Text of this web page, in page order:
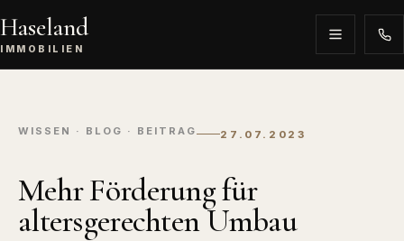
Haseland
IMMOBILIEN
WISSEN · BLOG · BEITRAG 27.07.2023
Mehr Förderung für
altersgerechten Umbau